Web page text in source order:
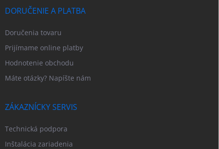
DORUČENIE A PLATBA
Doručenia tovaru
Prijímame online platby
Hodnotenie obchodu
Máte otázky? Napíšte nám
ZÁKAZNÍCKY SERVIS
Technická podpora
Inštalácia zariadenia